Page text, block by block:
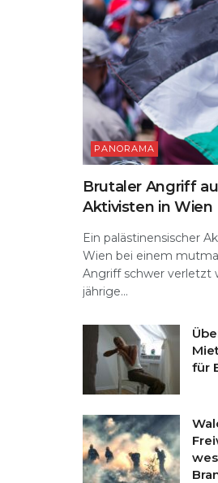
PANORAMA
Brutaler Angriff
Aktivisten in Wien
Ein palästinensischer
Wien bei einem
Angriff schwer verletzt
jährige...
für